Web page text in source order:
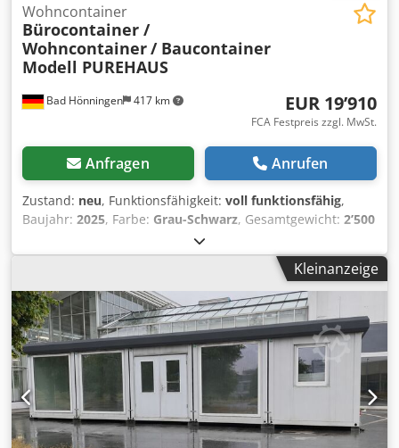
Bad Hönningen 417 km
Wohncontainer
Bürocontainer /
Wohncontainer/ Baucontainer
Modell PUREHAUS
EUR 19’910
FCA Festpreis zzgl. MwSt.
Anfragen Anrufen
Zustand: neu, Funktionsfähigkeit: voll funktionsfähig,
Baujahr: 2025, Farbe: Grau-Schwarz, Gesamtgewicht: 2’500
3’000 kg
kg, Laderaumbreite:3’000 mm, Laderaumlänge:7’000
Maschinen-/Fahrzeugnummer: Wohncontainer
PUREHAUS, Ausstattung:Dusche, Kühlaggregat, Toilette,
Warmwasser, WOHN – Modell PUREHAUS Wohnkomfort
auf höchstem Niveau | 300 × 700 cm Erleben Sie eine neue
Generation von Wohncontainern – entwickelt mit dem
klaren Ziel, nicht wie ein Container zu wirken, sondern sich
wie ein echtes Zuhause anzufühlen. Unsere sofort
verfügbaren Modelle können direkt vor Ort besichtigt
werden und stehen für höchste Qualität, modernes Design
Kleinanzeige